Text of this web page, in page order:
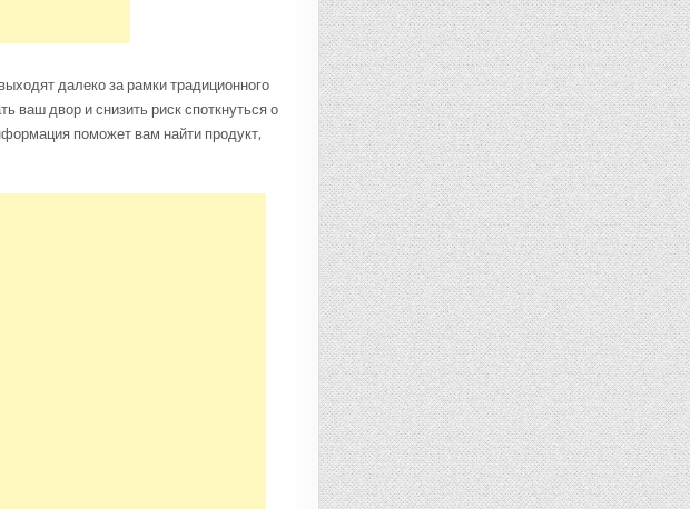
далеко за рамки традиционного
ваш двор и снизить риск споткнуться о
поможет вам найти продукт,